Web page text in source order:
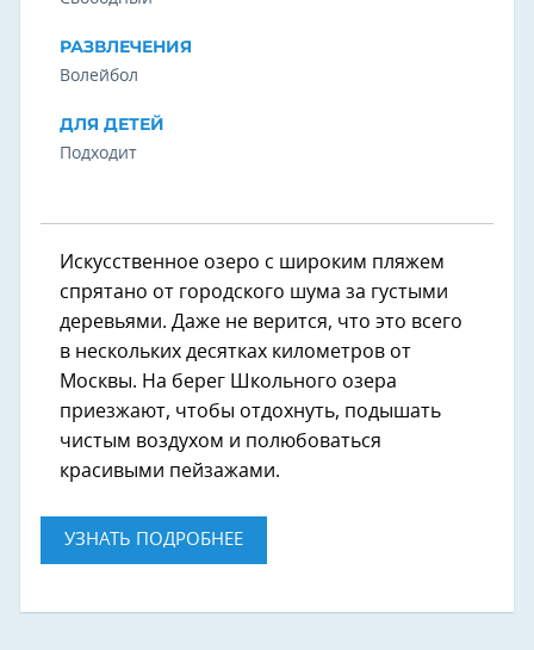
РАЗВЛЕЧЕНИЯ
Волейбол
ДЛЯ ДЕТЕЙ
Подходит
Искусственное озеро с широким пляжем
спрятано от городского шума за густыми
деревьями. Даже не верится, что это всего
в нескольких десятках километров от
Москвы. На берег Школьного озера
приезжают, чтобы отдохнуть, подышать
чистым воздухом и полюбоваться
красивыми пейзажами.
УЗНАТЬ ПОДРОБНЕЕ